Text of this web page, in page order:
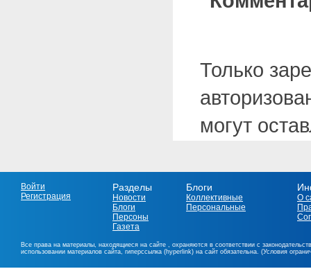
Только
могут
Войти
Регистрация
Разделы
Новости
Блоги
Персоны
Газета
Блоги
Коллективные
Персональные
О
Все права на материалы, находящиеся на сайте , охраняются в соответствии с
использовании материалов сайта, гиперссылка (hyperlink) на сайт обязательна. (Условия